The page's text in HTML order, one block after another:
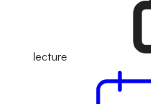
lecture